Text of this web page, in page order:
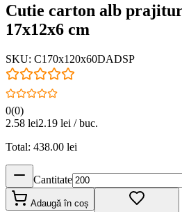
Cutie carton alb
17x12x6 cm
SKU: C170x120x60DADSP
0(0)
2.58 lei2.19 lei / buc.
Total: 438.00 lei
Cantitate
Adaugă în coș